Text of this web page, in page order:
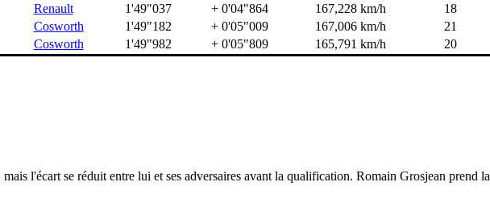
Renault 1'49"037 + 0'04"864 167,228 km/h
18
Cosworth 1'49"182 + 0'05"009 167,006 km/h
21
Cosworth 1'49"982 + 0'05"809 165,791 km/h 20
l'écart se réduit entre lui et ses adversaires avant la qualification. Romain Grosjean prend la